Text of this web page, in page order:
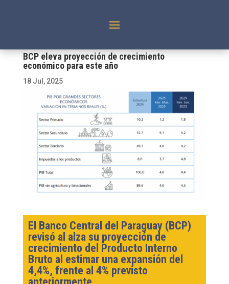
BCP eleva proyección de crecimiento
económico para este año
18 Jul, 2025
El Banco Central del Paraguay (BCP)
revisó al alza su proyección de
crecimiento del Producto Interno
Bruto al estimar una expansión del
4,4%, frente al 4% previsto